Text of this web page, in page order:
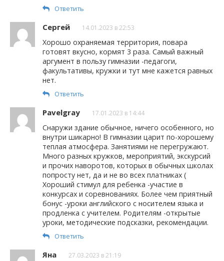
Ответить
Сергей 14.01.2023 в 22:53
Хорошо охраняемая территория, повара
готовят вкусно, кормят 3 раза. Самый важный
аргумент в пользу гимназии -педагоги,
факультативы, кружки и тут мне кажется равных
нет.
Ответить
Pavelgray 17.01.2023 в 14:44
Снаружи здание обычное, ничего особенного, но
внутри шикарно! В гимназии царит по-хорошему
теплая атмосфера. Занятиями не перегружают.
Много разных кружков, мероприятий, экскурсий
и прочих наворотов, которых в обычных школах
попросту нет, да и не во всех платниках (
Хороший стимул для ребенка -участие в
конкурсах и соревнованиях. Более чем приятный
бонус -уроки английского с носителем языка и
продленка с учителем. Родителям -открытые
уроки, методические подсказки, рекомендации.
Ответить
Яна 27.03.2023 в 21:19